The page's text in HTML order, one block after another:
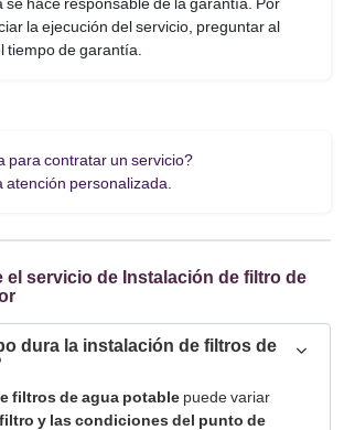
la ejecución del servicio, preguntar al
tiempo de garantía.
para contratar un servicio?
atención personalizada.
el servicio de Instalación de filtro de
dura la instalación de filtros de
filtros de agua potable puede variar
y las condiciones del punto de